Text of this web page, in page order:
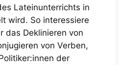
Lateinunterrichts in
wird. So interessiere
das Deklinieren von
von Verben,
der